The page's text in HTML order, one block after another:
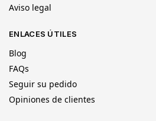
Aviso legal
ENLACES ÚTILES
Blog
FAQs
Seguir su pedido
Opiniones de clientes